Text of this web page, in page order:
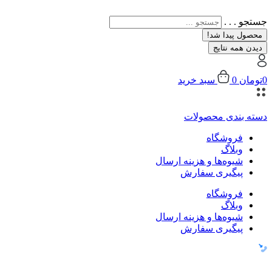
جستجو . . .
محصول پیدا شد!
دیدن همه نتایج
0تومان 0 سبد خرید
دسته بندی محصولات
فروشگاه
وبلاگ
شیوه‌ها و هزینه ارسال
پیگیری سفارش
فروشگاه
وبلاگ
شیوه‌ها و هزینه ارسال
پیگیری سفارش